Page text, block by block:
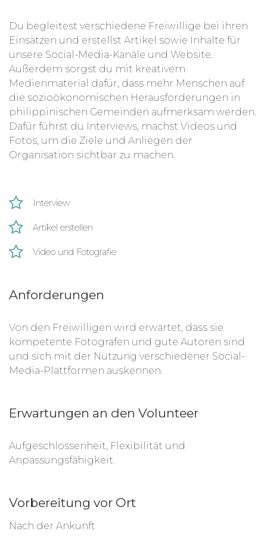
Du begleitest verschiedene Freiwillige bei ihren
Einsätzen und erstellst Artikel sowie Inhalte für
unsere Social-Media-Kanäle und Website.
Außerdem sorgst du mit kreativem
Medienmaterial dafür, dass mehr Menschen auf
die sozioökonomischen Herausforderungen in
philippinischen Gemeinden aufmerksam werden.
Dafür führst du Interviews, machst Videos und
Fotos, um die Ziele und Anliegen der
Organisation sichtbar zu machen.
Interview
Artikel erstellen
Video und Fotografie
Anforderungen
Von den Freiwilligen wird erwartet, dass sie
kompetente Fotografen und gute Autoren sind
und sich mit der Nutzung verschiedener Social-
Media-Plattformen auskennen.
Erwartungen an den Volunteer
Aufgeschlossenheit, Flexibilität und
Anpassungsfähigkeit
Vorbereitung vor Ort
Nach der Ankunft